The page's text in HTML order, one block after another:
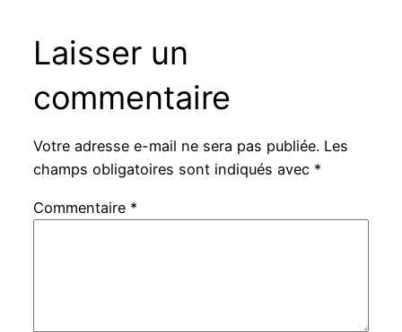
Laisser un
commentaire
Votre adresse e-mail ne sera pas publiée. Les
champs obligatoires sont indiqués avec *
Commentaire *